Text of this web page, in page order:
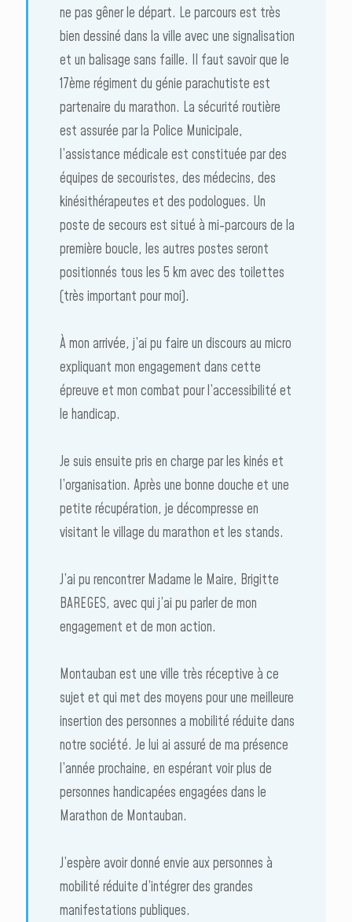
ne pas gêner le départ. Le parcours est très
bien dessiné dans la ville avec une signalisation
et un balisage sans faille. Il faut savoir que le
17ème régiment du génie parachutiste est
partenaire du marathon. La sécurité routière
est assurée par la Police Municipale,
l’assistance médicale est constituée par des
équipes de secouristes, des médecins, des
kinésithérapeutes et des podologues. Un
poste de secours est situé à mi-parcours de la
première boucle, les autres postes seront
positionnés tous les 5 km avec des toilettes
(très important pour moi).
À mon arrivée, j’ai pu faire un discours au micro
expliquant mon engagement dans cette
épreuve et mon combat pour l’accessibilité et
le handicap.
Je suis ensuite pris en charge par les kinés et
l’organisation. Après une bonne douche et une
petite récupération, je décompresse en
visitant le village du marathon et les stands.
J’ai pu rencontrer Madame le Maire, Brigitte
BAREGES, avec qui j’ai pu parler de mon
engagement et de mon action.
Montauban est une ville très réceptive à ce
sujet et qui met des moyens pour une meilleure
insertion des personnes a mobilité réduite dans
notre société. Je lui ai assuré de ma présence
l’année prochaine, en espérant voir plus de
personnes handicapées engagées dans le
Marathon de Montauban.
J’espère avoir donné envie aux personnes à
mobilité réduite d’intégrer des grandes
manifestations publiques.